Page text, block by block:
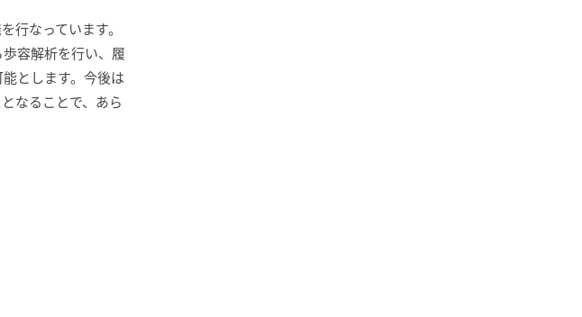
行なっています。
容解析を行い、履
とします。今後は
なることで、あら